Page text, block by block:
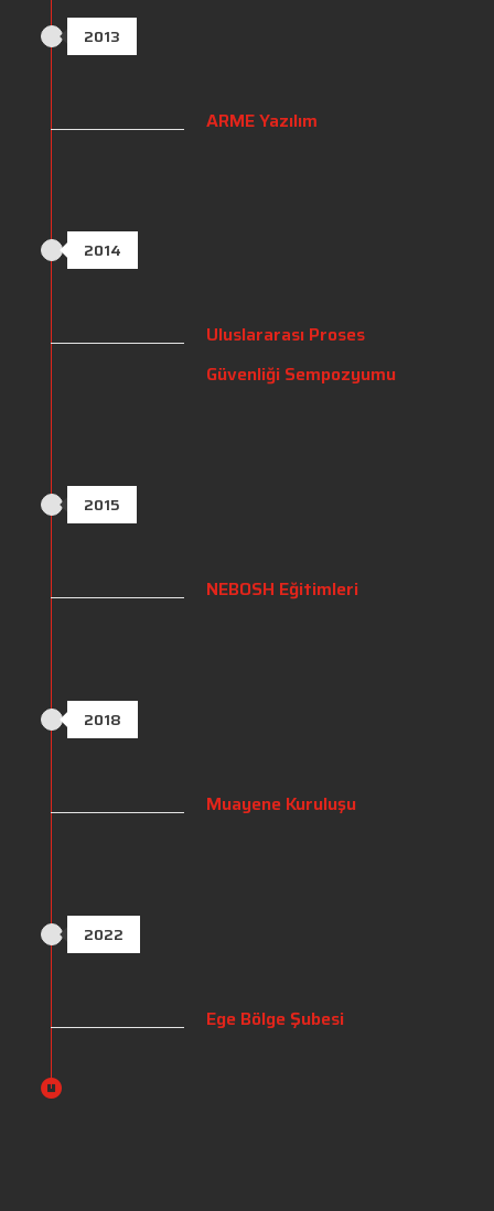
ARME Yazılım
2013
Uluslararası Proses
Güvenliği Sempozyumu
2014
NEBOSH Eğitimleri
2015
Muayene Kuruluşu
2018
Ege Bölge Şubesi
2022